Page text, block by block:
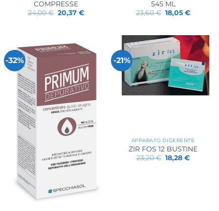
COMPRESSE
24,00€ Il
prezzo
20,37€Il
545 ML
23,60€ Il
prezzo
23,60 €.
18,05€Il
18,05 €.
-32% -21%
APPARATO DIGERENTE
ZIR FOS 12 BUSTINE
23,20€ Il
prezzo
18,28€Il